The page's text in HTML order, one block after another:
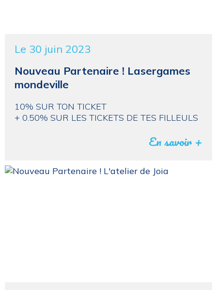
Le 30 juin 2023
Nouveau Partenaire ! Lasergames
mondeville
10% SUR TON TICKET
+ 0.50% SUR LES TICKETS DE TES FILLEULS
En savoir +